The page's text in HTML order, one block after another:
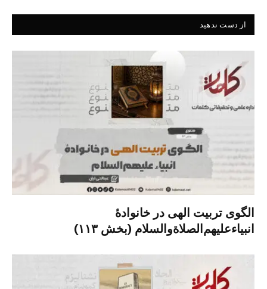
از دست ندهید
الگوی تربیت الهی در خانوادۀ
انبیاءعلیهم‌الصلاةو‌السلام (بخش ۱۱۳)